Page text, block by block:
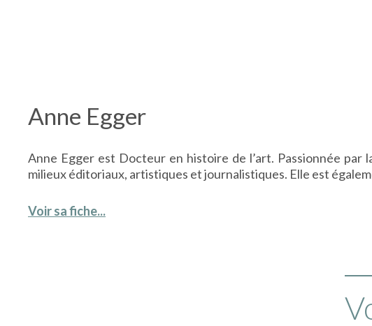
Anne Egger
Anne Egger est Docteur en histoire de l’art. Passionnée
milieux éditoriaux, artistiques et journalistiques. Elle est
Voir sa fiche...